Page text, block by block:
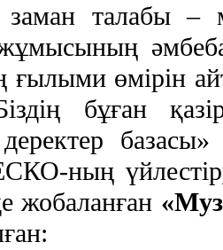
талабы –
ғылыми өмірін
бұған
деректер базасы»
ның
жобаланған